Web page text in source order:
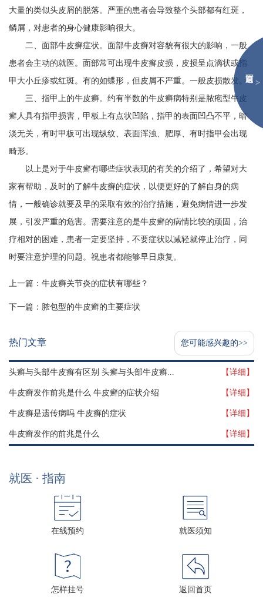
大量的类似头皮屑的脱落。严重的患者会导致整个头部都有红斑，
鳞屑，对患者的身心健康影响很大。
二、面部牛皮癣症状。面部牛皮癣对容貌有很大的影响，一般
患者会主动的就医。面部常可出现牛皮癣皮损，皮损呈点滴状或指
甲大小丘疹或红斑。有的如蝶形，但皮屑不严重。一般皮损散发。
三、指甲上的牛皮癣。约有半数的牛皮癣病特别是脓疱型牛皮
癣人具有指甲损害，甲板上有点状凹陷，指甲的表面凹凸不平，暗
淡无关，有时甲板可出现纵纹、表面浑浊、肥厚、有时指甲会出现
畸形。
以上是对于牛皮癣有哪些症状表现的有关的介绍了，希望对大
家有帮助，及时的了解牛皮癣的症状，以便更好的了解自身的病
情，一般确诊就要及早的采取有效的治疗措施，避免病情进一步发
展，引发严重的危害。需要注意的是牛皮癣的病情比较的顽固，治
疗相对的困难，患者一定要坚持，不要症状以减轻就停止治疗，同
时要注意护理的问题。祝患者都能够早日康复。
上一篇： 牛皮癣关节炎的症状有哪些？
下一篇： 脓包型的牛皮癣的主要症状
热门文章 您可能感兴趣的>>
头癣与头部牛皮癣有区别 头癣与头部牛皮癣... 【详细】
牛皮癣发作前兆是什么 牛皮癣的症状介绍 【详细】
牛皮癣是遗传病吗 牛皮癣的症状 【详细】
牛皮癣发作的前兆是什么 【详细】
就医 · 指南
在线预约 就医须知
怎样挂号 返回首页
>